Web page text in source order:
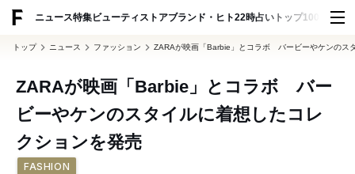
ニュース特集ビューティ ストアブランド・ヒト22時占い トップ100 スナッ
トップ ニュース ファッション ZARAが映画「Barbie」とコラボ バービーやケンのス
ZARAが映画「Barbie」とコラボ バー
ビーやケンのスタイルに着想したコレ
クションを発売
FASHION